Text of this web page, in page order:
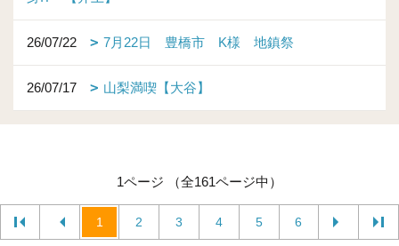
26/07/22 7月22日 豊橋市 K様 地鎮祭
26/07/17 山梨満喫【大谷】
1ページ （全161ページ中）
1 2 3 4 5 6